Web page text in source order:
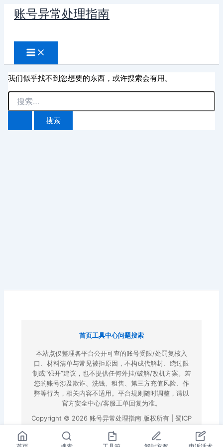
账号异常处理指南
索
我们似乎找不到您想要的东西，或许搜索会有用。
搜
索：
首页工具中心问题搜索
本站点仅整理各平台公开可查的账号受限/处罚复核入
口、材料清单与常见被拒原因，不构成代解封、绕过限
制或“强开”建议，也不提供任何外挂/破解/改机方案。若
您的账号涉及欺诈、洗钱、租售、第三方充值风险、作
弊等行为，相关内容不适用。平台规则随时调整，请以
官方安全中心/客服工单回复为准。
Copyright © 2026 账号异常处理指南 版权所有 | 蜀ICP